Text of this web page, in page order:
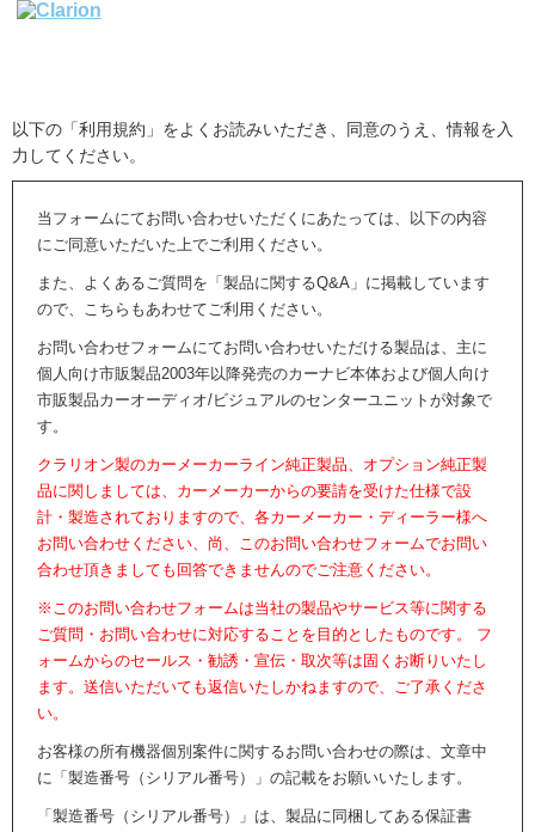
以下の「利用規約」をよくお読みいただき、同意のうえ、情報を入
力してください。
当フォームにてお問い合わせいただくにあたっては、以下の内容
にご同意いただいた上でご利用ください。
また、よくあるご質問を「製品に関するQ&A」に掲載しています
ので、こちらもあわせてご利用ください。
お問い合わせフォームにてお問い合わせいただける製品は、主に
個人向け市販製品2003年以降発売のカーナビ本体および個人向け
市販製品カーオーディオ/ビジュアルのセンターユニットが対象で
す。
クラリオン製のカーメーカーライン純正製品、オプション純正製
品に関しましては、カーメーカーからの要請を受けた仕様で設
計・製造されておりますので、各カーメーカー・ディーラー様へ
お問い合わせください、尚、このお問い合わせフォームでお問い
合わせ頂きましても回答できませんのでご注意ください。
※このお問い合わせフォームは当社の製品やサービス等に関する
ご質問・お問い合わせに対応することを目的としたものです。 フ
ォームからのセールス・勧誘・宣伝・取次等は固くお断りいたし
ます。送信いただいても返信いたしかねますので、ご了承くださ
い。
お客様の所有機器個別案件に関するお問い合わせの際は、文章中
に「製造番号（シリアル番号）」の記載をお願いいたします。
「製造番号（シリアル番号）」は、製品に同梱してある保証書